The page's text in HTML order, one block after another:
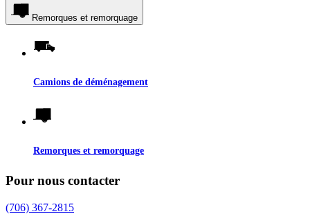
Remorques et remorquage
Camions de déménagement
Remorques et remorquage
Pour nous contacter
(706) 367-2815